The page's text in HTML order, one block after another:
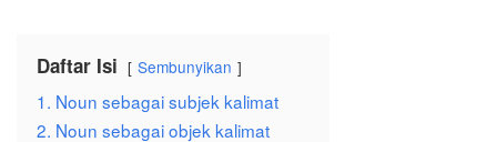
Daftar Isi Sembunyikan
1. Noun sebagai subjek kalimat
2. Noun sebagai objek kalimat